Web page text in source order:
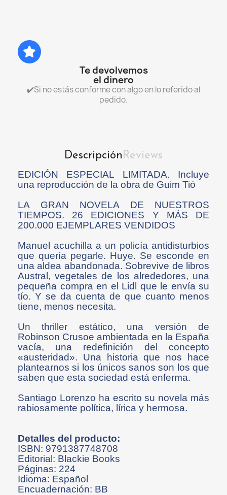
Te devolvemos
el dinero
✔️Si no estás conforme con algo en lo referido al
pedido.
DescripciónReviews
EDICIÓN ESPECIAL LIMITADA. Incluye
una reproducción de la obra de Guim Tió
LA GRAN NOVELA DE NUESTROS
TIEMPOS. 26 EDICIONES Y MÁS DE
200.000 EJEMPLARES VENDIDOS
Manuel acuchilla a un policía antidisturbios
que quería pegarle. Huye. Se esconde en
una aldea abandonada. Sobrevive de libros
Austral, vegetales de los alrededores, una
pequeña compra en el Lidl que le envía su
tío. Y se da cuenta de que cuanto menos
tiene, menos necesita.
Un thriller estático, una versión de
Robinson Crusoe ambientada en la España
vacía, una redefinición del concepto
«austeridad». Una historia que nos hace
plantearnos si los únicos sanos son los que
saben que esta sociedad está enferma.
Santiago Lorenzo ha escrito su novela más
rabiosamente política, lírica y hermosa.
Detalles del producto:
ISBN: 9791387748708
Editorial: Blackie Books
Páginas: 224
Idioma: Español
Encuadernación: BB